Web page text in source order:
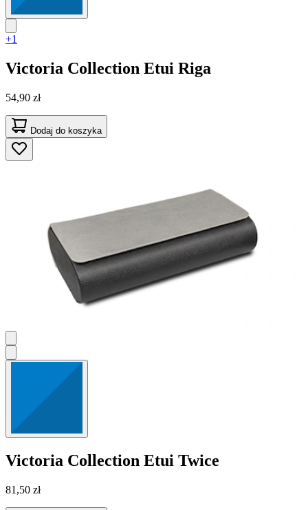
+1
Victoria Collection Etui Riga
54,90 zł
Dodaj do koszyka
Victoria Collection Etui Twice
81,50 zł